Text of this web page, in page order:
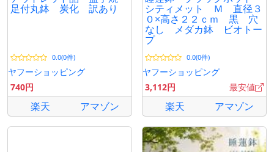
足付丸鉢 炭化 訳あり
0.0(0件)
ヤフーショッピング
740円
楽天 アマゾン
シティメット Ｍ 直径３
０×高さ２２ｃｍ 黒 穴
なし メダカ鉢 ビオトー
プ
0.0(0件)
ヤフーショッピング
3,112円
最安値
楽天 アマゾン